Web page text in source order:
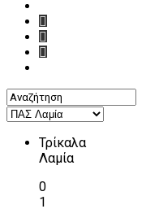
Τρίκαλα
Λαμία
0
1